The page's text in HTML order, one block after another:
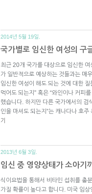
2014년 5월 19일.
국가별로 임신한 여성의 구
최근 20개 국가를 대상으로 임신한
가 일반적으로 예상하는 것들과는 매
임신한 여성이 해도 되는 것에 대한
먹어도 되는지” 혹은 “와인이나 커피
했습니다. 하지만 다른 국가에서의 검
인을 마셔도 되는지”는 캐나다나 호
기
2013년 6월 3일.
임신 중 영양상태가 소아기
식이요법을 통해서 비타민 섭취를 충
가질 확률이 높다고 합니다. 미국